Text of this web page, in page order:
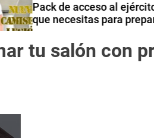
Guía definitiva
despedidas de
tu salón con